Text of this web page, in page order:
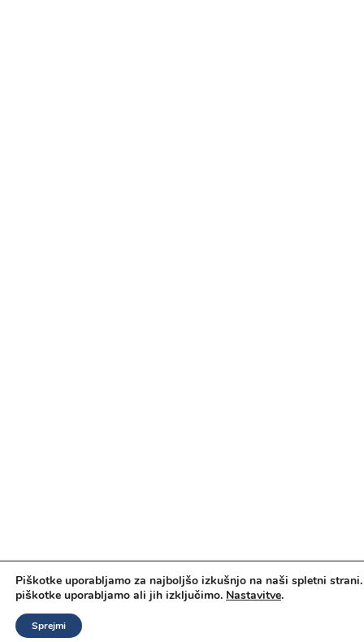
Piškotke uporabljamo za najboljšo izkušnjo na naši spletni
piškotke uporabljamo ali jih izključimo. Nastavitve.
Sprejmi